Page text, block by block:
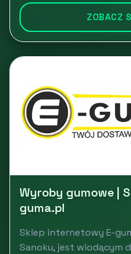
ZOBACZ
Wyroby gumowe |
guma.pl
Sklep internetowy E-
Sanoku, jest wiodącym